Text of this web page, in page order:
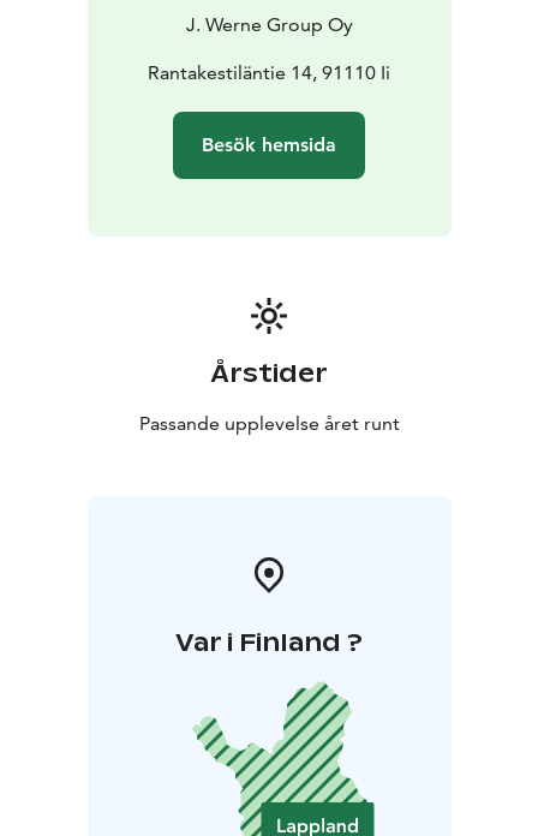
huoneita, joissa jokaisessa on oma kylpyhuone
sadesuihkulla, mikroaaltouuni, jääkaappi ja vedenkeitin.
Huoneet ovat valmistuneet vuonna 2025.
J. Werne Group Oy
Rantakestiläntie 14, 91110 Ii
Besök hemsida
Årstider
Passande upplevelse året runt
Var i Finland ?